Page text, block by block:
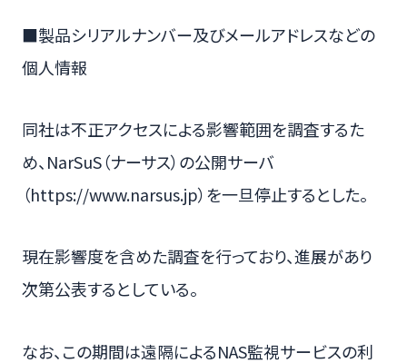
■製品シリアルナンバー及びメールアドレスなどの
個人情報
同社は不正アクセスによる影響範囲を調査するた
め、NarSuS（ナーサス）の公開サーバ
（https://www.narsus.jp）を一旦停止するとした。
現在影響度を含めた調査を行っており、進展があり
次第公表するとしている。
なお、この期間は遠隔によるNAS監視サービスの利